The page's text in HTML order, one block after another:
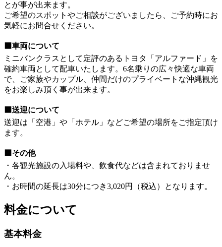
とが事が出来ます。
ご希望のスポットやご相談がございましたら、ご予約時にお
気軽にお問合せください。
⬛車両について
ミニバンクラスとして定評のあるトヨタ「アルファード」を
確約車両として配車いたします。6名乗りの広々快適な車両
で、ご家族やカップル、仲間だけのプライベートな沖縄観光
をお楽しみ頂く事が出来ます。
⬛送迎について
送迎は「空港」や「ホテル」などご希望の場所をご指定頂け
ます。
⬛その他
・各観光施設の入場料や、飲食代などは含まれておりませ
ん。
・お時間の延長は30分につき3,020円（税込）となります。
料金について
基本料金